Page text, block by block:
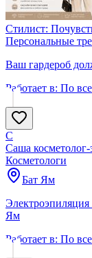
Стилист:
Персональные
Ваш гардероб
Работает в: По
С
Саша косметолог-
Косметологи
Бат Ям
Электроэпиляция
Ям
Работает в: По